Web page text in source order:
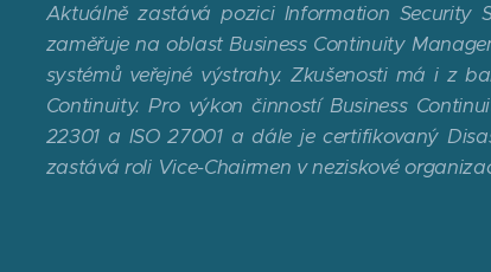
Aktuálně zastává pozici Information Security
zaměřuje na oblast Business Continuity
systémů veřejné výstrahy. Zkušenosti má i z
Continuity. Pro výkon činností Business
22301 a ISO 27001 a dále je certifikovaný
zastává roli Vice-Chairmen v neziskové